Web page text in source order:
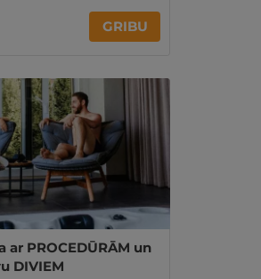
GRIBU
ar PROCEDŪRĀM un
DIVIEM